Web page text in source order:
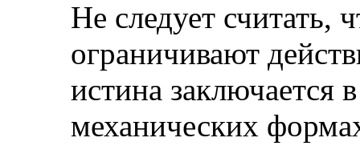
Не следует считать,
ограничивают
истина заключается
механических